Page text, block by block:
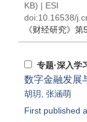
KB) | ESI
doi:10.16538/
《财经研究》 第
专题·深入学
数字金融发展
胡玥
张涵萌
First published